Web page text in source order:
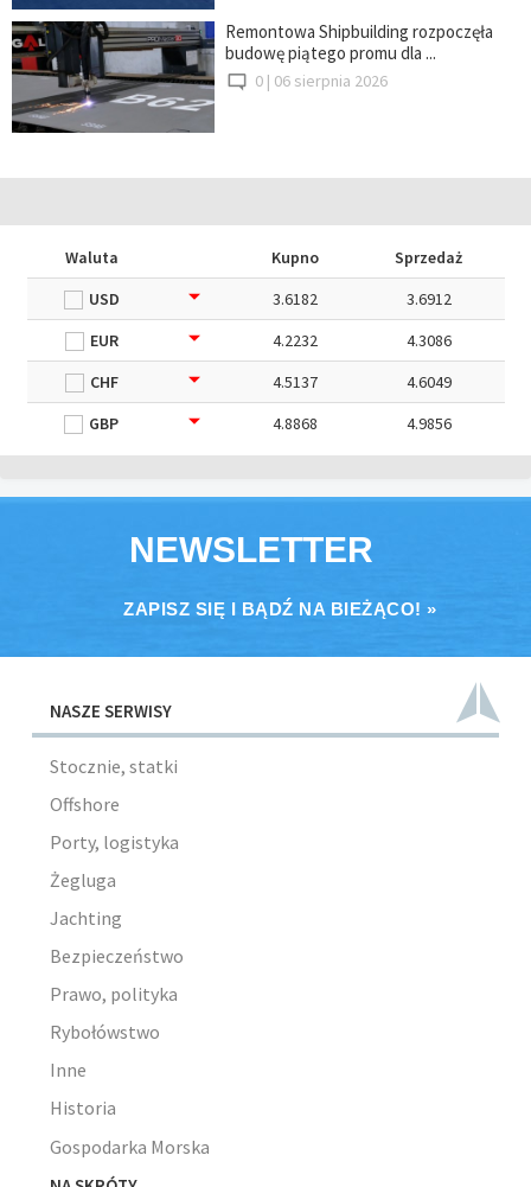
Remontowa Shipbuilding rozpoczęła
budowę piątego promu dla ...
0 | 06 sierpnia 2026
Waluta Kupno
Sprzedaż
USD
3.6182
3.6912
EUR
4.2232
4.3086
CHF
4.5137
4.6049
GBP
4.8868 4.9856
NEWSLETTER
ZAPISZ SIĘ I BĄDŹ NA BIEŻĄCO! »
NASZE SERWISY
Stocznie, statki
Offshore
Porty, logistyka
Żegluga
Jachting
Bezpieczeństwo
Prawo, polityka
Rybołówstwo
Inne
Historia
Gospodarka Morska